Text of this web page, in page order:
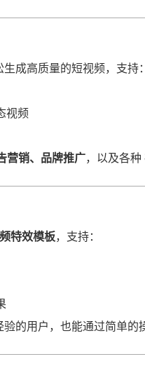
成高质量的短视频，支持：
视频
营销、品牌推广，以及各种
特效模板，支持：
的用户，也能通过简单的